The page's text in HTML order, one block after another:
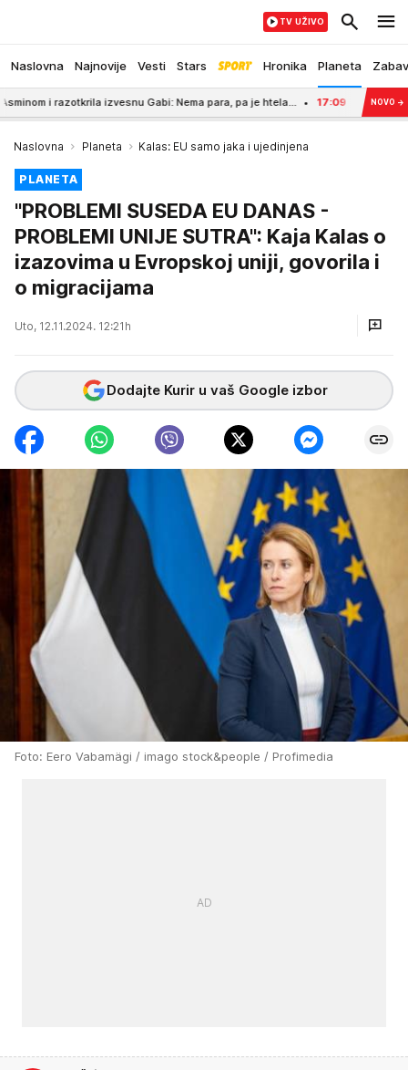
Naslovna Najnovije Vesti Stars Hronika Planeta
TV UŽIVO
i razotkrila izvesnu Gabi: Nema para, pa je htela... 17:09 PAO DVOJAC IZ
NOVO →
Naslovna Planeta Kalas: EU samo jaka i ujedinjena
PLANETA
"PROBLEMI SUSEDA EU DANAS -
PROBLEMI UNIJE SUTRA": Kaja Kalas o
izazovima u Evropskoj uniji, govorila i
o migracijama
Uto, 12.11.2024. 12:21h
Dodajte Kurir u vaš Google izbor
Foto: Eero Vabamägi / imago stock&people / Profimedia